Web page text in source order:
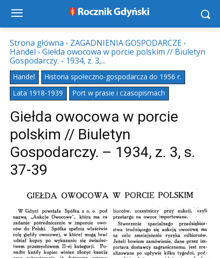
Strona główna
ZAGADNIENIA GOSPODARCZE
Handel
Giełda owocowa w porcie polskim // Biuletyn
Gospodarczy. - 1934, z. 3,...
Handel
Historia społeczno-gospodarcza do 1956 r.
Lata 1918-1939
Port w prasie i czasopismach
Giełda owocowa w porcie
polskim // Biuletyn
Gospodarczy. – 1934, z. 3, s.
37-39